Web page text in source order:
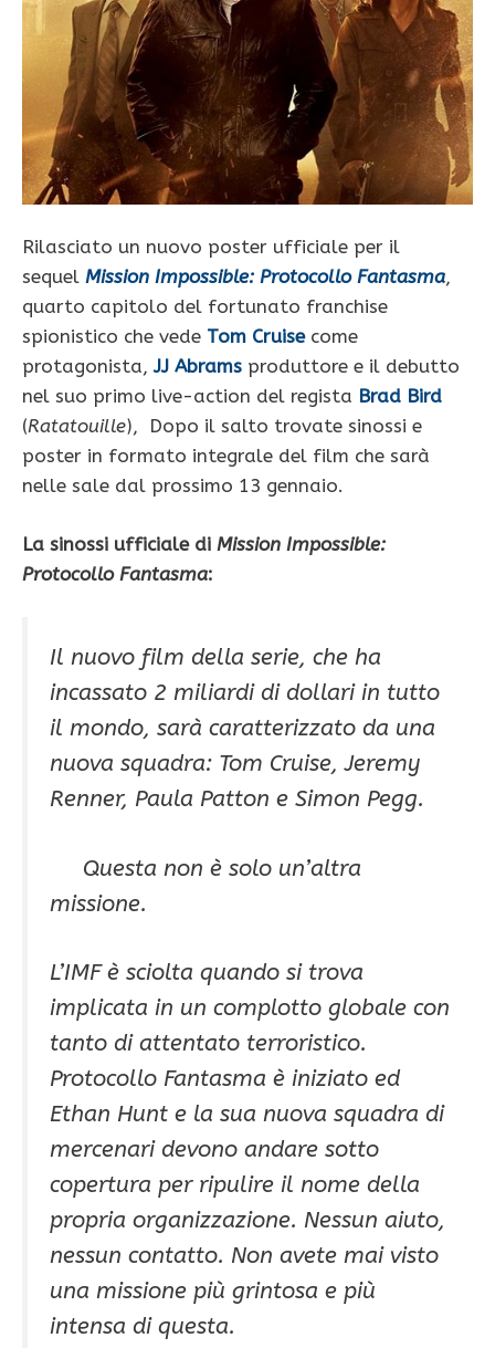
Rilasciato un nuovo poster ufficiale per il
sequel Mission Impossible: Protocollo Fantasma,
quarto capitolo del fortunato franchise
spionistico che vede Tom Cruise come
protagonista, JJ Abrams produttore e il debutto
nel suo primo live-action del regista Brad Bird
(Ratatouille), Dopo il salto trovate sinossi e
poster in formato integrale del film che sarà
nelle sale dal prossimo 13 gennaio.
La sinossi ufficiale di Mission Impossible:
Protocollo Fantasma:
Il nuovo film della serie, che ha
incassato 2 miliardi di dollari in tutto
il mondo, sarà caratterizzato da una
nuova squadra: Tom Cruise, Jeremy
Renner, Paula Patton e Simon Pegg.
Questa non è solo un’altra
missione.
L’IMF è sciolta quando si trova
implicata in un complotto globale con
tanto di attentato terroristico.
Protocollo Fantasma è iniziato ed
Ethan Hunt e la sua nuova squadra di
mercenari devono andare sotto
copertura per ripulire il nome della
propria organizzazione. Nessun aiuto,
nessun contatto. Non avete mai visto
una missione più grintosa e più
intensa di questa.